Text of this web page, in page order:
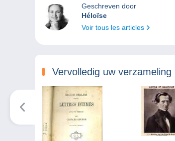
Geschreven door
Héloïse
Voir tous les articles
Vervolledig uw